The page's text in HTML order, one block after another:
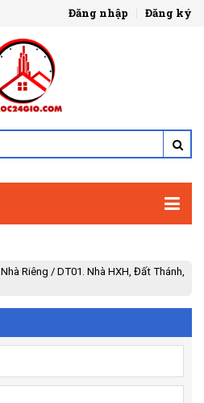
Đăng nhập Đăng ký
Nhà Riêng / DT01. Nhà HXH, Đất Thánh,